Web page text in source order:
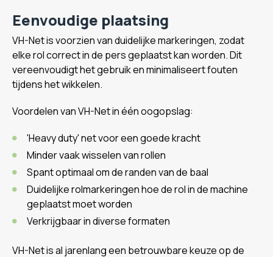
Eenvoudige plaatsing
VH-Net is voorzien van duidelijke markeringen, zodat
elke rol correct in de pers geplaatst kan worden. Dit
vereenvoudigt het gebruik en minimaliseert fouten
tijdens het wikkelen.
Voordelen van VH-Net in één oogopslag:
'Heavy duty' net voor een goede kracht
Minder vaak wisselen van rollen
Spant optimaal om de randen van de baal
Duidelijke rolmarkeringen hoe de rol in de machine
geplaatst moet worden
Verkrijgbaar in diverse formaten
VH-Net is al jarenlang een betrouwbare keuze op de